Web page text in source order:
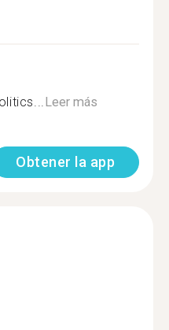
Leer más
Obtener la app